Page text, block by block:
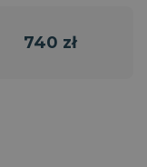
740 zł